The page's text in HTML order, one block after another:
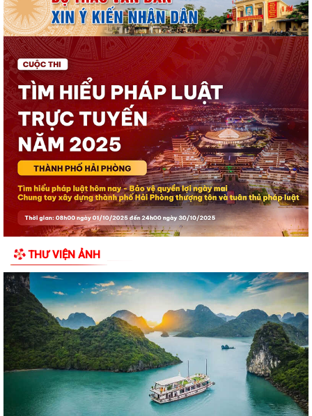
Tuổi trẻ Chi đoàn UBND đặc khu Cát Hải lan tỏa nghĩa tình từ những
“Bữa cơm tri ân”
Khai mạc Lễ hội làng tháng Sáu tại Cụm di tích Đình, Chùa Gia Lộc
Lễ hội truyền thống Xa mã – Rước kiệu Đình Hoàng Châu: Gìn giữ, phát
huy giá trị Di tích lịch sử...
Lễ hội Đình Đồng Bài góp phần gìn giữ và phát huy giá trị văn hóa
truyền thống vùng biển Cát Hải
Hội Cựu chiến binh đặc khu Cát Hải thăm, tặng quà hội viên cựu chiến
binh nhân dịp kỷ niệm 79 năm...
Chuyển đổi số trong hoạt động của Mặt trận Tổ quốc – Xây dựng “Mặt
trận số”, lan tỏa niềm tin, kết...
Đồng chí Bí thư Đảng ủy đặc khu Cát Hải thăm, tặng quà các gia đình
người có công với cách mạng...
Khai mạc Lễ hội truyền thống Đình Phù Long năm 2026
Đặc khu Cát Hải dâng hương tưởng niệm các Anh hùng liệt sĩ nhân kỷ
niệm 79 năm Ngày Thương binh -...
Lãnh đạo đặc khu Cát Hải thăm, tặng quà người có công nhân kỷ niệm
79 năm Ngày Thương binh - Liệt sĩ
THƯ VIỆN ẢNH